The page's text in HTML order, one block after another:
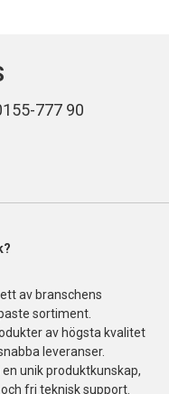
777 90
av branschens
sortiment.
av högsta kvalitet
leveranser.
unik produktkunskap,
fri teknisk support.